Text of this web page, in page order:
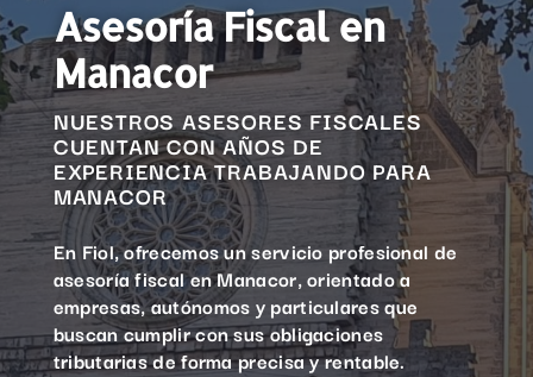
Asesoría Fiscal en
Manacor
NUESTROS ASESORES FISCALES
CUENTAN CON AÑOS DE
EXPERIENCIA TRABAJANDO PARA
MANACOR
En Fiol, ofrecemos un servicio profesional de
asesoría fiscal en Manacor, orientado a
empresas, autónomos y particulares que
buscan cumplir con sus obligaciones
tributarias de forma precisa y rentable.